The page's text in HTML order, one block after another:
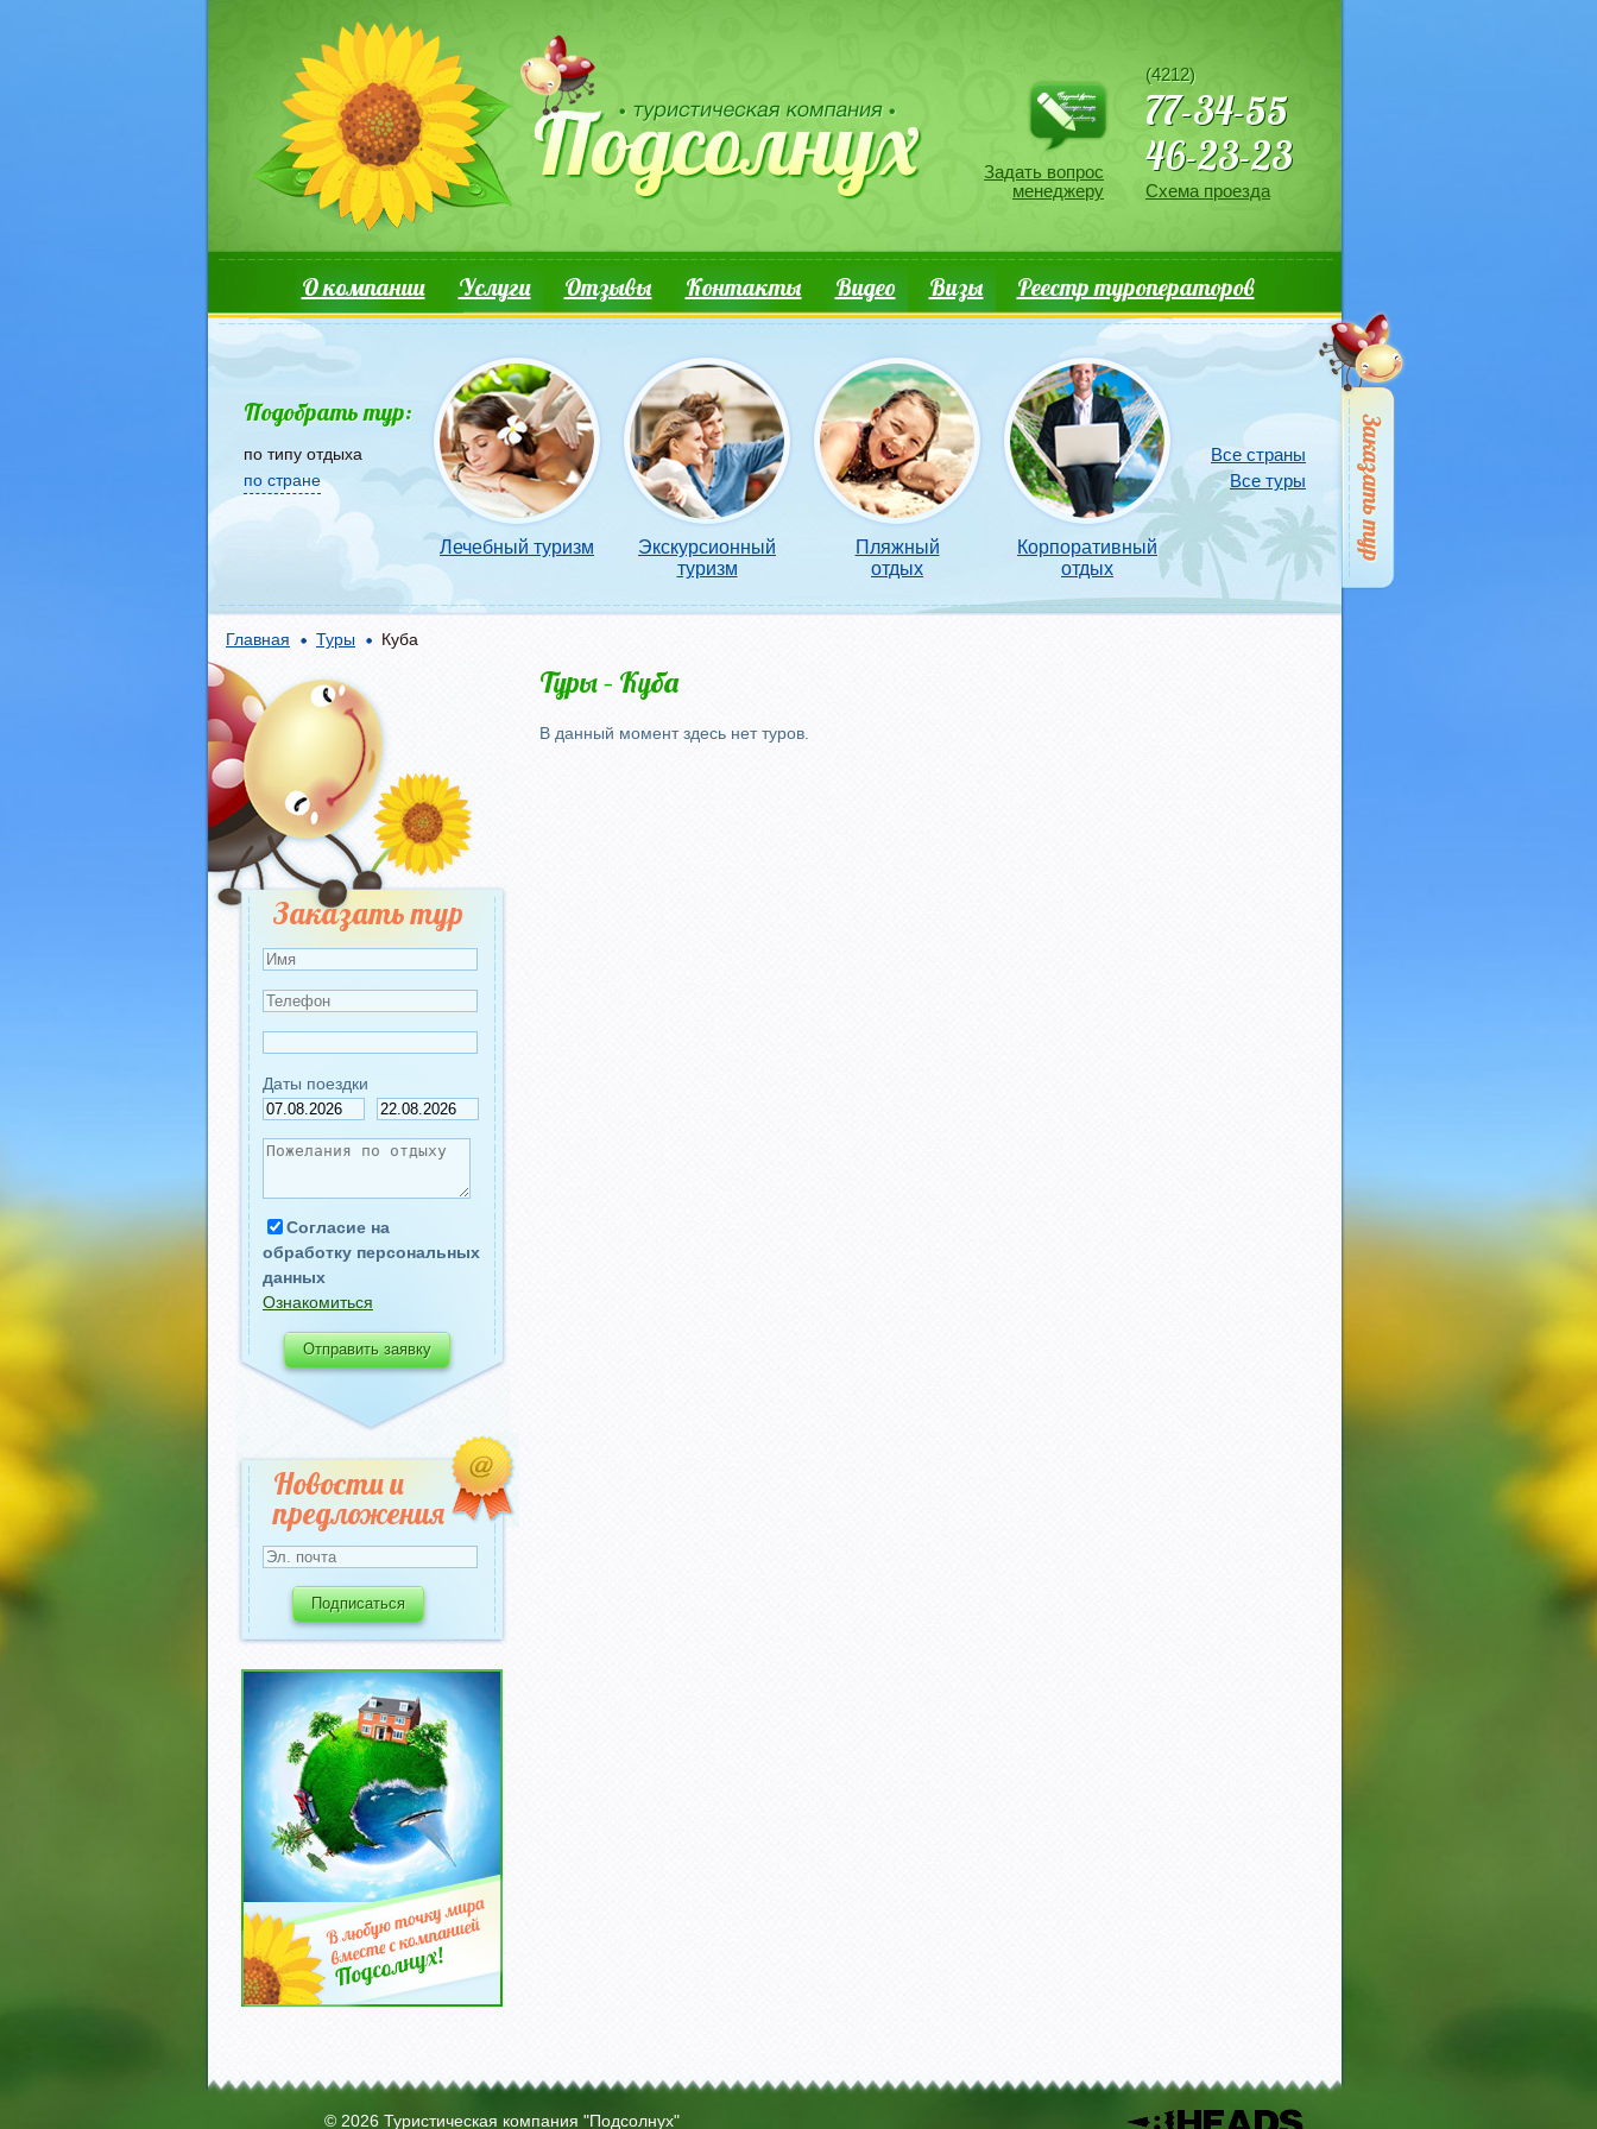
Задать вопрос
менеджеру
(4212)
77-34-55
46-23-23
Схема проезда
Основные ссылки
О компании Услуги Отзывы Контакты Видео Визы Реестр туроператоров
Подобрать тур:
по типу отдыха
по стране
Лечебный туризм
Экскурсионный
туризм
Пляжный
отдых
Корпоративный
отдых
Все страны
Все туры
Главная Туры Куба
Туры – Куба
В данный момент здесь нет туров.
Заказать тур
Даты поездки
Согласие на
обработку персональных
данных
Ознакомиться
Новости и
предложения
© 2026 Туристическая компания "Подсолнух"